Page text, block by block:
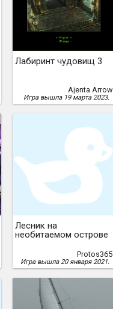
Лабиринт чудовищ 3
Ajenta Arrow
Игра вышла 19 марта 2023.
Лесник на
необитаемом острове
Protos365
Игра вышла 20 января 2021.